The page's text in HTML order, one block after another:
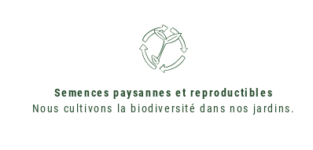
Semences paysannes et reproductibles
Nous cultivons la biodiversité dans nos jardins.